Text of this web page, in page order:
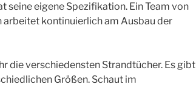
seine eigene Spezifikation. Ein Team von
kontinuierlich am Ausbau der
die verschiedensten Strandtücher. Es gibt
Größen. Schaut im